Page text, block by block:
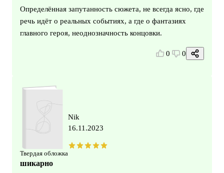
Определённая запутанность сюжета, не всегда ясно, где
речь идёт о реальных событиях, а где о фантазиях
главного героя, неоднозначность концовки.
0 0
Твердая обложка
Nik
16.11.2023
шикарно